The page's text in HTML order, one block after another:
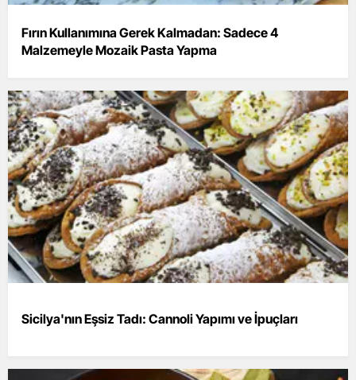
Fırın Kullanımına Gerek Kalmadan: Sadece 4
Malzemeyle Mozaik Pasta Yapma
Sicilya'nın Eşsiz Tadı: Cannoli Yapımı ve İpuçları